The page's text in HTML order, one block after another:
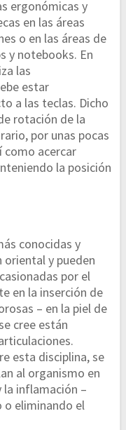
ergonómicas y
en las áreas
o en las áreas de
y notebooks. En
las
estar
a las teclas. Dicho
rotación de la
por unas pocas
como acercar
la posición
conocidas y
y pueden
por el
en la inserción de
– en la piel de
cree están
esta disciplina, se
al organismo en
inflamación –
o eliminando el